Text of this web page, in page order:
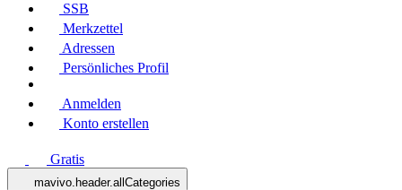
SSB
Merkzettel
Adressen
Persönliches Profil
Anmelden
Konto erstellen
Gratis
mavivo.header.allCategories